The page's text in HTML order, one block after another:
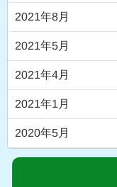
2021年8月
2021年5月
2021年4月
2021年1月
2020年5月